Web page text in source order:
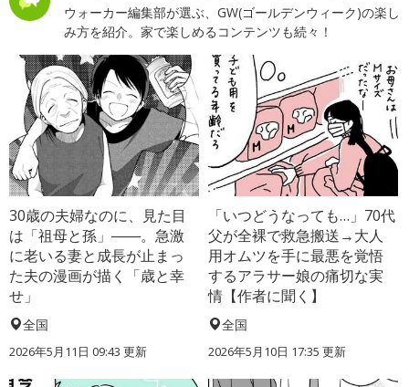
ウォーカー編集部が選ぶ、GW(ゴールデンウィーク)の楽し
み方を紹介。家で楽しめるコンテンツも続々！
30歳の夫婦なのに、見た目
は「祖母と孫」――。急激
に老いる妻と成長が止まっ
た夫の漫画が描く「歳と幸
せ」
全国
2026年5月11日 09:43 更新
「いつどうなっても…」70代
父が全裸で救急搬送→大人
用オムツを手に最悪を覚悟
するアラサー娘の痛切な実
情【作者に聞く】
全国
2026年5月10日 17:35 更新